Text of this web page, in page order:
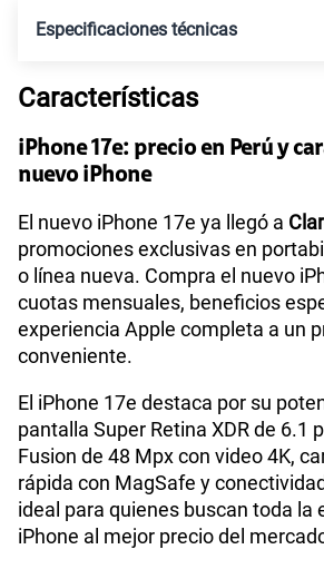
Paga solo
Ver menos planes
Especificaciones técnicas
Tecnología de Pantalla
Procesador
Tamaño de Pantalla
WiFI
Peso
Características
iPhone 17e: precio en Perú y
nuevo iPhone
El nuevo iPhone 17e ya llegó a
promociones exclusivas en
o línea nueva. Compra el nuevo
cuotas mensuales, beneficios
experiencia Apple completa a un
conveniente.
El iPhone 17e destaca por su
pantalla Super Retina XDR de 6.1
Fusion de 48 Mpx con video 4K,
rápida con MagSafe y
ideal para quienes buscan toda la
iPhone al mejor precio del